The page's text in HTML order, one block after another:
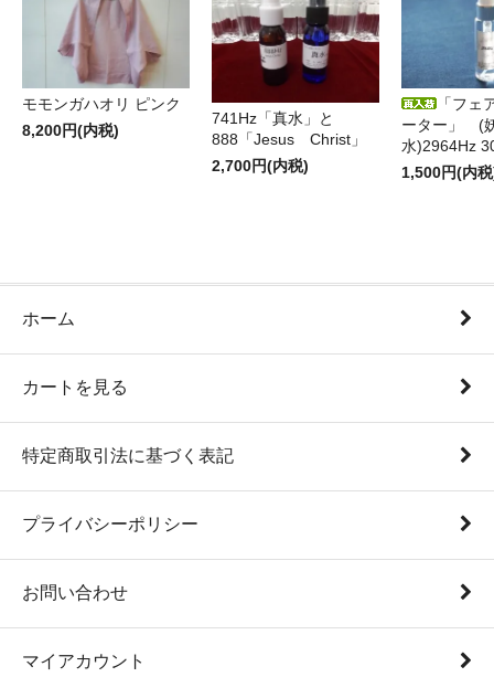
モモンガハオリ ピンク
8,200円(内税)
741Hz「真水」と
888「Jesus Christ」
2,700円(内税)
「フェ
ーター」 (
水)2964Hz
1,500円(内
ホーム
カートを見る
特定商取引法に基づく表記
プライバシーポリシー
お問い合わせ
マイアカウント